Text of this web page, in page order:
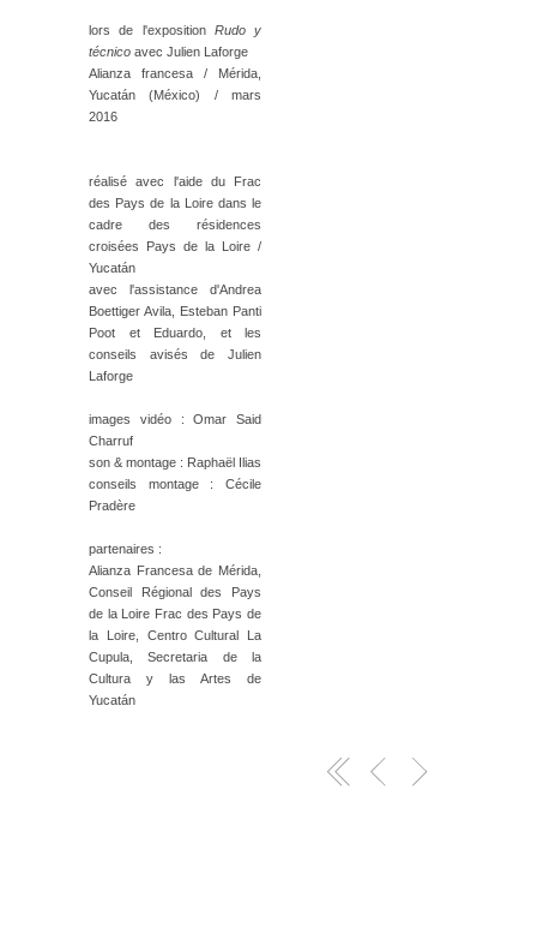
lors de l'exposition Rudo y
técnico avec Julien Laforge
Alianza francesa / Mérida,
Yucatán (México) / mars
2016
réalisé avec l'aide du Frac
des Pays de la Loire dans le
cadre des résidences
croisées Pays de la Loire /
Yucatán
avec l'assistance d'Andrea
Boettiger Avila, Esteban Panti
Poot et Eduardo, et les
conseils avisés de Julien
Laforge
images vidéo : Omar Said
Charruf
son & montage : Raphaël Ilias
conseils montage : Cécile
Pradère
partenaires :
Alianza Francesa de Mérida,
Conseil Régional des Pays
de la Loire Frac des Pays de
la Loire, Centro Cultural La
Cupula, Secretaria de la
Cultura y las Artes de
Yucatán